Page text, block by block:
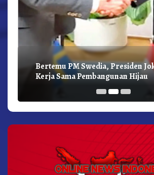
Bertemu PM Swedia, Presiden
Kerja Sama Pembangunan Hijau